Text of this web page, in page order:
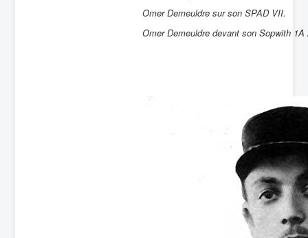
Omer Demeuldre sur son SPAD VII.
Omer Demeuldre devant son Sopwith 1A